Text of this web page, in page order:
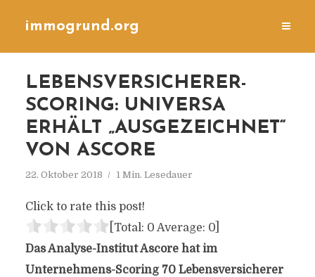
immogrund.org
LEBENSVERSICHERER-
SCORING: UNIVERSA
ERHÄLT „AUSGEZEICHNET“
VON ASCORE
22. Oktober 2018 1 Min. Lesedauer
Click to rate this post!
[Total: 0 Average: 0]
Das Analyse-Institut Ascore hat im
Unternehmens-Scoring 70 Lebensversicherer